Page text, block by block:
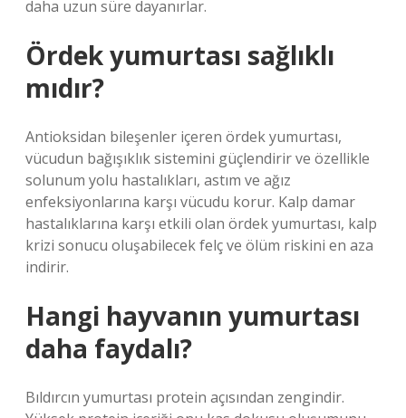
daha uzun süre dayanırlar.
Ördek yumurtası sağlıklı
mıdır?
Antioksidan bileşenler içeren ördek yumurtası,
vücudun bağışıklık sistemini güçlendirir ve özellikle
solunum yolu hastalıkları, astım ve ağız
enfeksiyonlarına karşı vücudu korur. Kalp damar
hastalıklarına karşı etkili olan ördek yumurtası, kalp
krizi sonucu oluşabilecek felç ve ölüm riskini en aza
indirir.
Hangi hayvanın yumurtası
daha faydalı?
Bıldırcın yumurtası protein açısından zengindir.